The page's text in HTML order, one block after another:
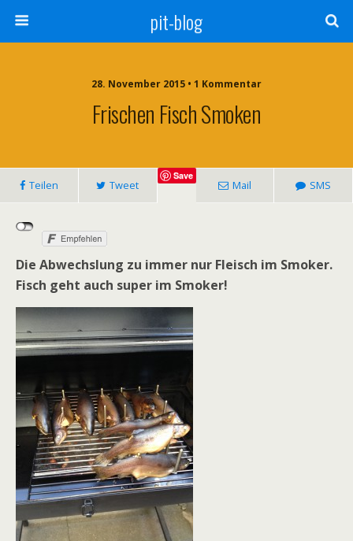
pit-blog
28. November 2015 • 1 Kommentar
Frischen Fisch Smoken
Teilen Tweet
Save
Mail SMS
Die Abwechslung zu immer nur Fleisch im Smoker.
Fisch geht auch super im Smoker!